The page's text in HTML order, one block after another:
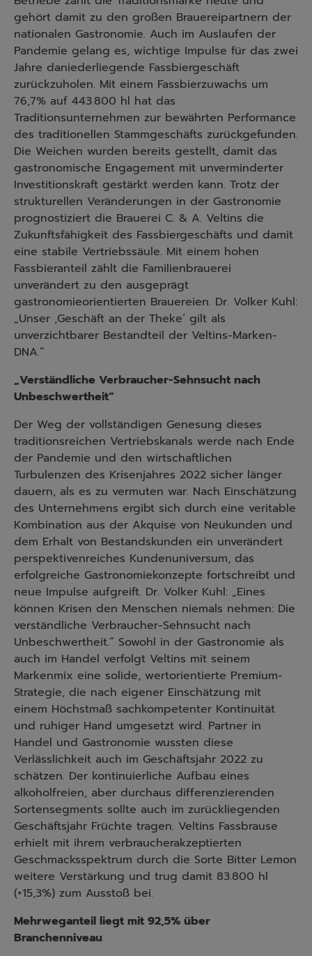
gehört damit zu den großen Brauereipartnern der
nationalen Gastronomie. Auch im Auslaufen der
Pandemie gelang es, wichtige Impulse für das zwei
Jahre daniederliegende Fassbiergeschäft
zurückzuholen. Mit einem Fassbierzuwachs um
76,7% auf 443.800 hl hat das
Traditionsunternehmen zur bewährten Performance
des traditionellen Stammgeschäfts zurückgefunden.
Die Weichen wurden bereits gestellt, damit das
gastronomische Engagement mit unverminderter
Investitionskraft gestärkt werden kann. Trotz der
strukturellen Veränderungen in der Gastronomie
prognostiziert die Brauerei C. & A. Veltins die
Zukunftsfähigkeit des Fassbiergeschäfts und damit
eine stabile Vertriebssäule. Mit einem hohen
Fassbieranteil zählt die Familienbrauerei
unverändert zu den ausgeprägt
gastronomieorientierten Brauereien. Dr. Volker Kuhl:
„Unser ,Geschäft an der Theke‘ gilt als
unverzichtbarer Bestandteil der Veltins-Marken-
DNA.“
„Verständliche Verbraucher-Sehnsucht nach
Unbeschwertheit“
Der Weg der vollständigen Genesung dieses
traditionsreichen Vertriebskanals werde nach Ende
der Pandemie und den wirtschaftlichen
Turbulenzen des Krisenjahres 2022 sicher länger
dauern, als es zu vermuten war. Nach Einschätzung
des Unternehmens ergibt sich durch eine veritable
Kombination aus der Akquise von Neukunden und
dem Erhalt von Bestandskunden ein unverändert
perspektivenreiches Kundenuniversum, das
erfolgreiche Gastronomiekonzepte fortschreibt und
neue Impulse aufgreift. Dr. Volker Kuhl: „Eines
können Krisen den Menschen niemals nehmen: Die
verständliche Verbraucher-Sehnsucht nach
Unbeschwertheit.“ Sowohl in der Gastronomie als
auch im Handel verfolgt Veltins mit seinem
Markenmix eine solide, wertorientierte Premium-
Strategie, die nach eigener Einschätzung mit
einem Höchstmaß sachkompetenter Kontinuität
und ruhiger Hand umgesetzt wird. Partner in
Handel und Gastronomie wussten diese
Verlässlichkeit auch im Geschäftsjahr 2022 zu
schätzen. Der kontinuierliche Aufbau eines
alkoholfreien, aber durchaus differenzierenden
Sortensegments sollte auch im zurückliegenden
Geschäftsjahr Früchte tragen. Veltins Fassbrause
erhielt mit ihrem verbraucherakzeptierten
Geschmacksspektrum durch die Sorte Bitter Lemon
weitere Verstärkung und trug damit 83.800 hl
(+15,3%) zum Ausstoß bei.
Mehrweganteil liegt mit 92,5% über
Branchenniveau